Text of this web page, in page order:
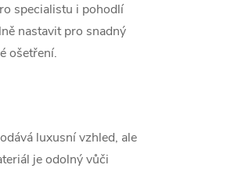
specialistu i pohodlí
nastavit pro snadný
ošetření.
luxusní vzhled, ale
je odolný vůči